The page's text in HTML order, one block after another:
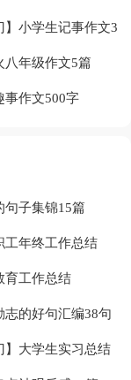
】小学生记事作文3
八年级作文5篇
事作文500字
句子集锦15篇
工年终工作总结
育工作总结
志的好句汇编38句
】大学生实习总结